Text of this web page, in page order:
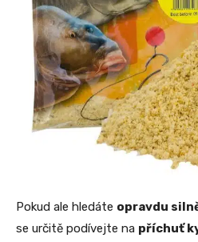
Pokud ale hledáte opravdu
se určitě podívejte na příchuť